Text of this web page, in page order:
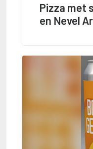
Pizza met
en Nevel